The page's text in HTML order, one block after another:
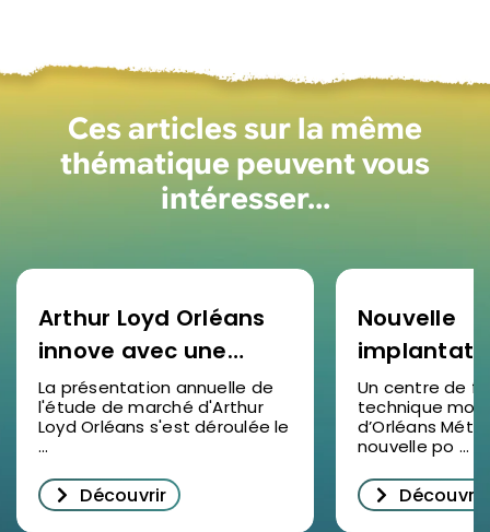
Ces articles sur la même
thématique peuvent vous
intéresser…
Arthur Loyd Orléans
innove avec une
étude de marché
2025 en vidéo : un
succès pour
décrypter
l’immobilier
La présentation annuelle de
l'étude de marché d'Arthur
Loyd Orléans s'est déroulée le
...
Découvrir
Nouvelle
SOCOTEC
à Ormes :
pour la
le Loiret
Un centre de
technique
d’Orléans
nouvelle po ...
Découvrir